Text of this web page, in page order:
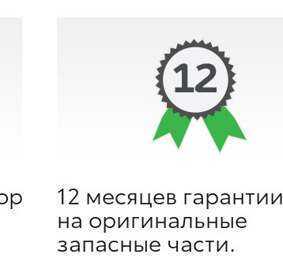
12 месяцев гарантии
на оригинальные
запасные части.